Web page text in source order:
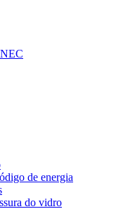
de energia
do vidro